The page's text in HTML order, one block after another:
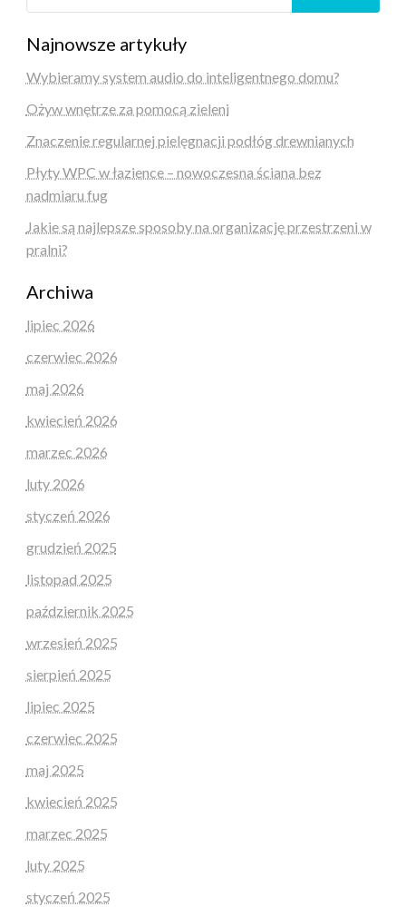
Najnowsze artykuły
Wybieramy system audio do inteligentnego domu?
Ożyw wnętrze za pomocą zieleni
Znaczenie regularnej pielęgnacji podłóg drewnianych
Płyty WPC w łazience – nowoczesna ściana bez
nadmiaru fug
Jakie są najlepsze sposoby na organizację przestrzeni w
pralni?
Archiwa
lipiec 2026
czerwiec 2026
maj 2026
kwiecień 2026
marzec 2026
luty 2026
styczeń 2026
grudzień 2025
listopad 2025
październik 2025
wrzesień 2025
sierpień 2025
lipiec 2025
czerwiec 2025
maj 2025
kwiecień 2025
marzec 2025
luty 2025
styczeń 2025